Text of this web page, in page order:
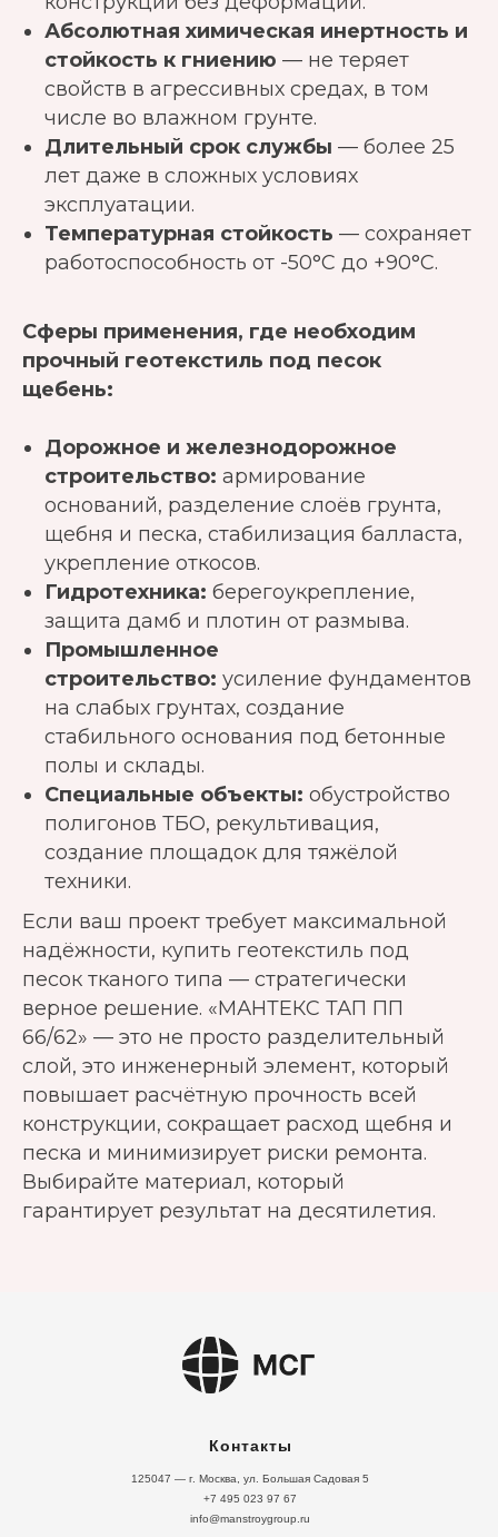
Абсолютная химическая инертность и
стойкость к гниению — не теряет
свойств в агрессивных средах, в том
числе во влажном грунте.
Длительный срок службы — более 25
лет даже в сложных условиях
эксплуатации.
Температурная стойкость — сохраняет
работоспособность от -50°C до +90°C.
Сферы применения, где необходим
прочный геотекстиль под песок
щебень:
Дорожное и железнодорожное
строительство: армирование
оснований, разделение слоёв грунта,
щебня и песка, стабилизация балласта,
укрепление откосов.
Гидротехника: берегоукрепление,
защита дамб и плотин от размыва.
Промышленное
строительство: усиление фундаментов
на слабых грунтах, создание
стабильного основания под бетонные
полы и склады.
Специальные объекты: обустройство
полигонов ТБО, рекультивация,
создание площадок для тяжёлой
техники.
Если ваш проект требует максимальной
надёжности, купить геотекстиль под
песок тканого типа — стратегически
верное решение. «МАНТЕКС ТАП ПП
66/62» — это не просто разделительный
слой, это инженерный элемент, который
повышает расчётную прочность всей
конструкции, сокращает расход щебня и
песка и минимизирует риски ремонта.
Выбирайте материал, который
гарантирует результат на десятилетия.
Контакты
125047 — г. Москва, ул. Большая Садовая 5
+7 495 023 97 67
info@manstroygroup.ru